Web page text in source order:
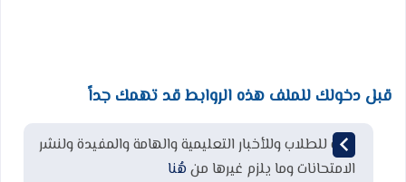
قبل دخولك للملف هذه الروابط قد تهمك جداً
قناة للطلاب وللأخبار التعليمية والهامة والمفيدة ولنشر
الامتحانات وما يلزم غيرها من هُنا